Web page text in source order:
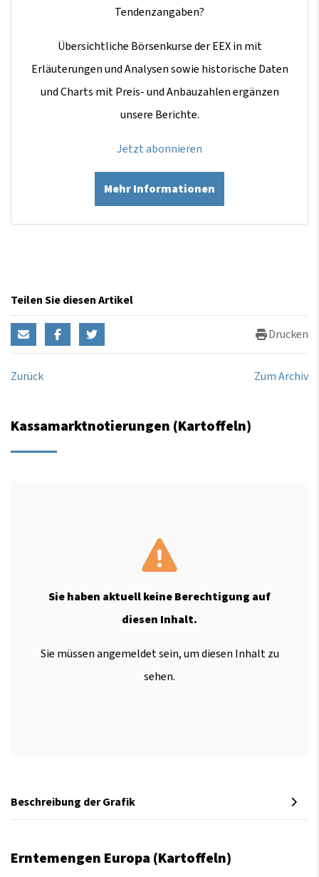
Tendenzangaben?
Übersichtliche Börsenkurse der EEX in mit
Erläuterungen und Analysen sowie historische Daten
und Charts mit Preis- und Anbauzahlen ergänzen
unsere Berichte.
Jetzt abonnieren
Mehr Informationen
Teilen Sie diesen Artikel
Drucken
Zurück Zum Archiv
Kassamarktnotierungen (Kartoffeln)
Sie haben aktuell keine Berechtigung auf
diesen Inhalt.
Sie müssen angemeldet sein, um diesen Inhalt zu
sehen.
Beschreibung der Grafik
Erntemengen Europa (Kartoffeln)